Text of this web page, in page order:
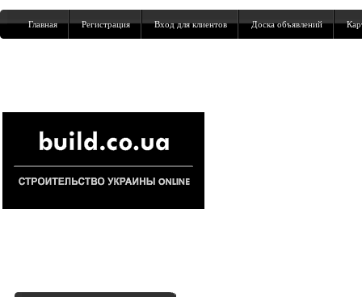
Главная Регистрация Вход для клиентов Доска объявлений